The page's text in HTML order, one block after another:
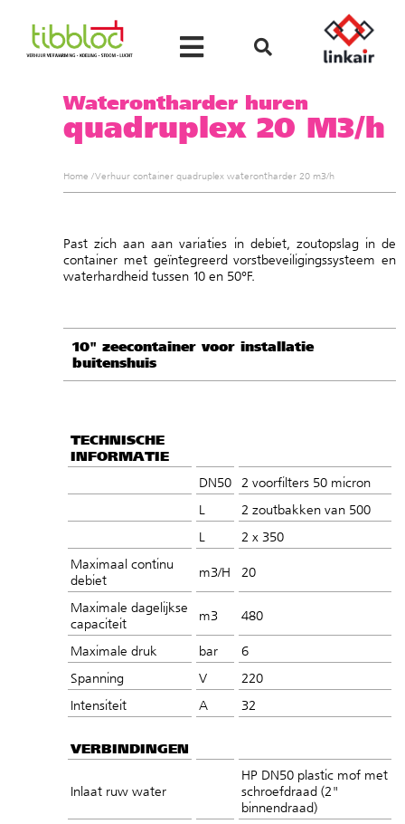
Waterontharder huren
quadruplex 20 M3/h
Home /Verhuur container quadruplex waterontharder 20 m3/h
Past zich aan aan variaties in debiet, zoutopslag in de
container met geïntegreerd vorstbeveiligingssysteem en
waterhardheid tussen 10 en 50°F.
10" zeecontainer voor installatie
buitenshuis
TECHNISCHE
INFORMATIE
DN50
2 voorfilters 50 micron
L
2 zoutbakken van 500
L
2 x 350
Maximaal continu
debiet
m3/H 20
Maximale dagelijkse
capaciteit
m3 480
Maximale druk bar
6
Spanning
V
220
Intensiteit
A 32
VERBINDINGEN
Inlaat ruw water
HP DN50 plastic mof met
schroefdraad (2"
binnendraad)